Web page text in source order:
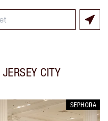
JERSEY CITY
SEPHORA